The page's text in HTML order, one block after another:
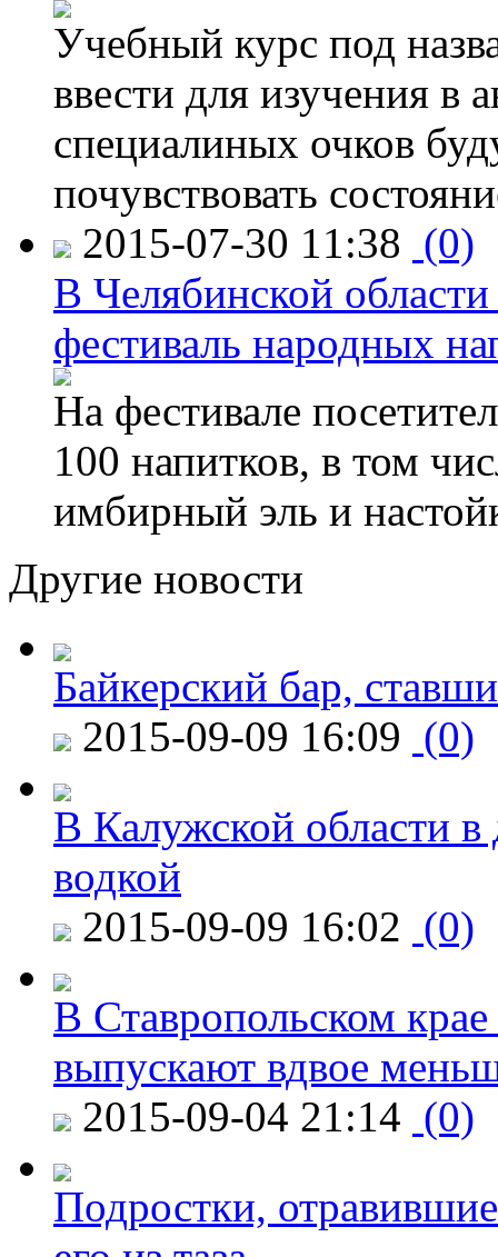
Учебный курс под
ввести для изучения
специалиных очков
почувствовать
2015-07-30 11:38 (0)
В Челябинской
фестиваль народных
На фестивале
100 напитков, в том
имбирный эль и
Другие новости
Байкерский бар,
2015-09-09 16:09 (0)
В Калужской области в
водкой
2015-09-09 16:02 (0)
В Ставропольском
выпускают вдвое
2015-09-04 21:14 (0)
Подростки,